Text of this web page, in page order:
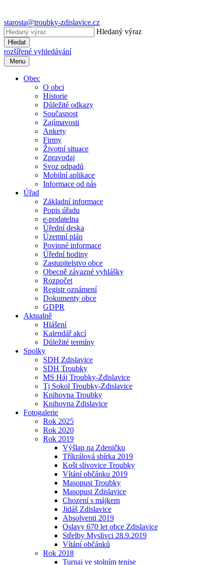
starosta@troubky-zdislavice.cz
Hledaný výraz
Hledat
rozšířené vyhledávání
Menu
Obec
O obci
Historie
Důležité odkazy
Současnost
Zajímavosti
Ankety
Firmy
Životní situace
Zpravodaj
Svoz odpadů
Mobilní aplikace
Informace od nás
Úřad
Základní informace
Popis úřadu
e-podatelna
Úřední deska
Územní plán
Povinné informace
Úřední hodiny
Zastupitelstvo obce
Obecně závazné vyhlášky
Rozpočet
Registr oznámení
Dokumenty obce
GDPR
Aktualně
Hlášení
Kalendář akcí
Důležité termíny
Spolky
SDH Zdislavice
SDH Troubky
MS Háj Troubky-Zdislavice
Tj Sokol Troubky-Zdislavice
Knihovna Troubky
Knihovna Zdislavice
Fotogalerie
Rok 2025
Rok 2020
Rok 2019
Výšlap na Zdeničku
Tříkrálová sbírka 2019
Košt slivovice Troubky
Vítání občánku 2019
Masopust Troubky
Masopust Zdislavice
Chození s májkem
Jidáš Zdislavice
Absolventi 2019
Oslavy 670 let obce Zdislavice
Střelby Myslivci 28.9.2019
Vítání občánků
Rok 2018
Turnaj ve stolním tenise